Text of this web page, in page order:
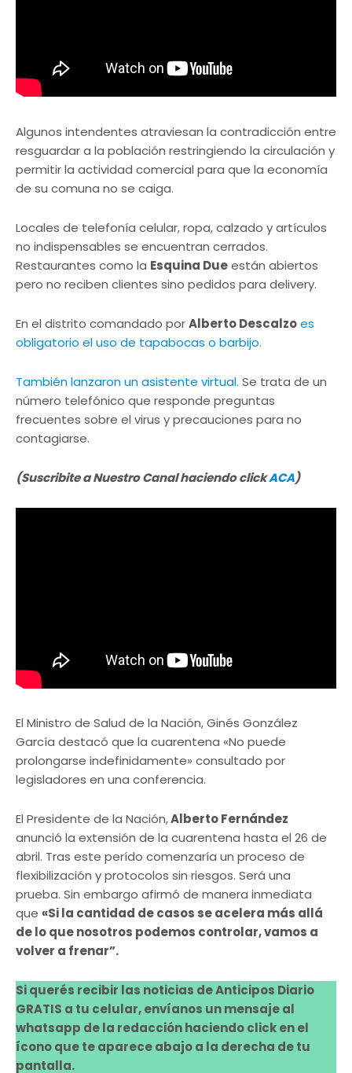
Algunos intendentes atraviesan la contradicción entre
resguardar a la población restringiendo la circulación y
permitir la actividad comercial para que la economía
de su comuna no se caiga.
Locales de telefonía celular, ropa, calzado y artículos
no indispensables se encuentran cerrados.
Restaurantes como la Esquina Dueestán abiertos
pero no reciben clientes sino pedidos para delivery.
En el distrito comandado porAlberto Descalzoes
obligatorio el uso de tapabocas o barbijo.
También lanzaron un asistente virtual. Se trata de un
número telefónico que responde preguntas
frecuentes sobre el virus y precauciones para no
contagiarse.
(Suscribite a Nuestro Canal haciendo clickACA)
El Ministro de Salud de la Nación, Ginés González
García destacó que la cuarentena «No puede
prolongarse indefinidamente» consultado por
legisladores en una conferencia.
El Presidente de la Nación,Alberto Fernández
anunció la extensión de la cuarentena hasta el 26 de
abril. Tras este perído comenzaría un proceso de
flexibilización y protocolos sin riesgos. Será una
prueba. Sin embargo afirmó de manera inmediata
que «Si la cantidad de casos se acelera más allá
de lo que nosotros podemos controlar, vamos a
volver a frenar”.
Si querés recibir las noticias de Anticipos Diario
GRATIS a tu celular, envíanos un mensaje al
whatsapp de la redacción haciendo click en el
ícono que te aparece abajo a la derecha de tu
pantalla.